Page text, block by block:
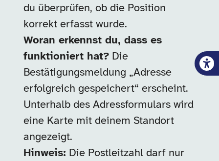
du überprüfen, ob die Position
korrekt erfasst wurde.
Woran erkennst du, dass es
funktioniert hat? Die
Bestätigungsmeldung „Adresse
erfolgreich gespeichert“ erscheint.
Unterhalb des Adressformulars wird
eine Karte mit deinem Standort
angezeigt.
Hinweis: Die Postleitzahl darf nur